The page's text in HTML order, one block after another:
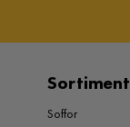
Sortiment
Soffor